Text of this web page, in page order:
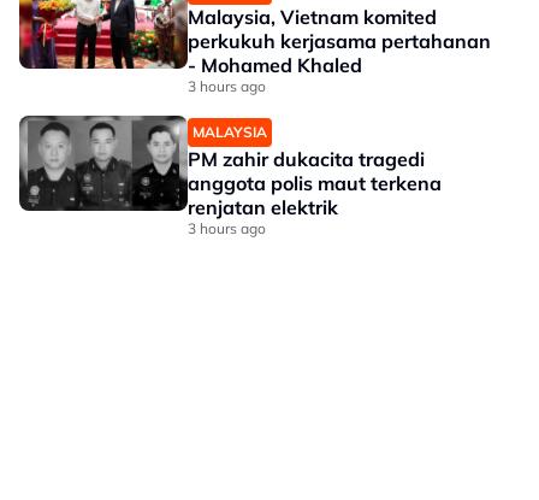
Malaysia, Vietnam komited
perkukuh kerjasama pertahanan
- Mohamed Khaled
3 hours ago
MALAYSIA
PM zahir dukacita tragedi
anggota polis maut terkena
renjatan elektrik
3 hours ago